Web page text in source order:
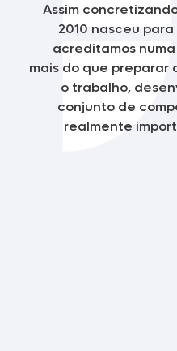
Assim
2010 nasceu
acreditamos
mais do que preparar
o trabalho,
conjunto de
realmente